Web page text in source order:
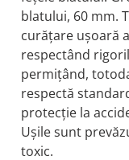
blatului, 60 mm.
curățare ușoară
respectând
permițând,
respectă
protecție la
Ușile sunt
toxic.